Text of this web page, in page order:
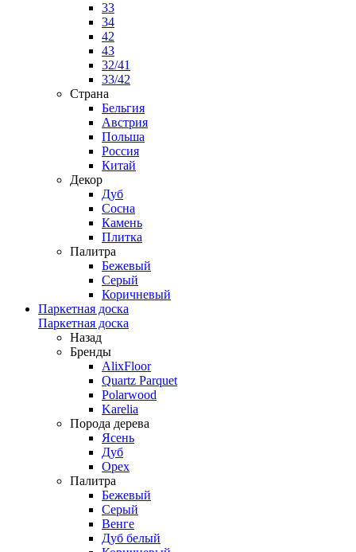
33
34
42
43
32/41
33/42
Страна
Бельгия
Австрия
Польша
Россия
Китай
Декор
Дуб
Сосна
Камень
Плитка
Палитра
Бежевый
Серый
Коричневый
Паркетная доска
Паркетная доска
Назад
Бренды
AlixFloor
Quartz Parquet
Polarwood
Karelia
Порода дерева
Ясень
Дуб
Орех
Палитра
Бежевый
Серый
Венге
Дуб белый